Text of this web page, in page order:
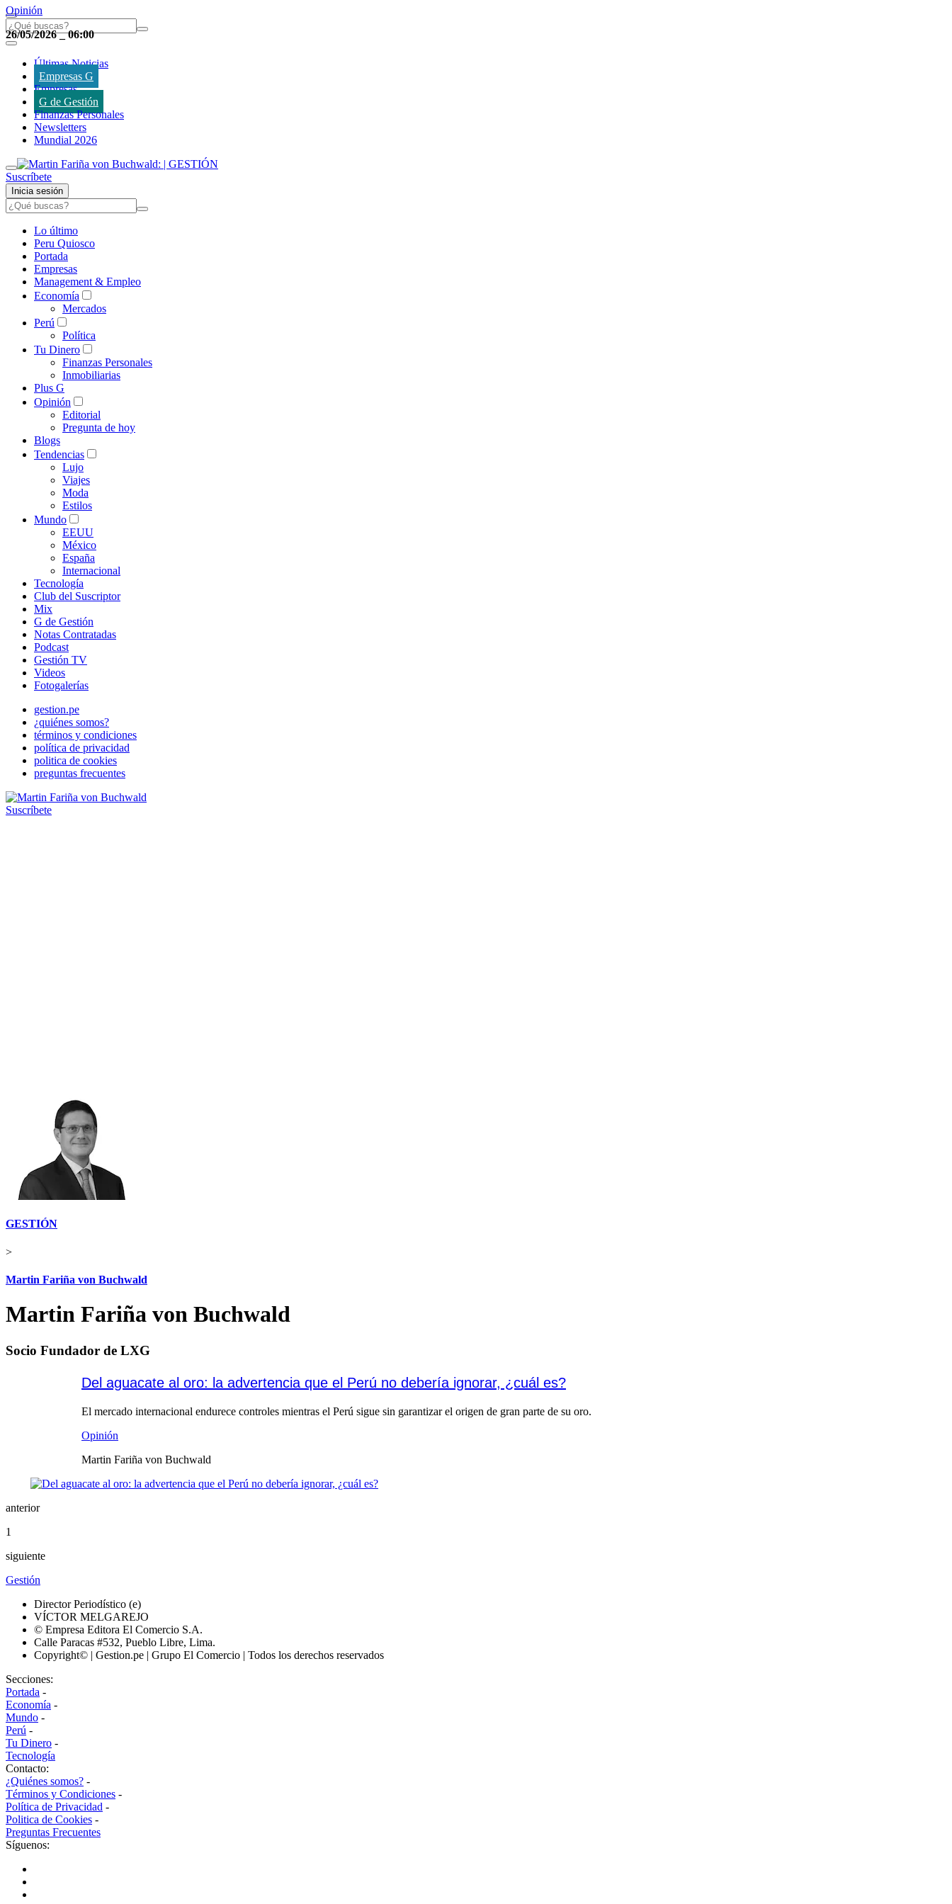
Últimas Noticias
Empresas G
Empresas
G de Gestión
Finanzas Personales
Newsletters
Mundial 2026
Suscríbete
Inicia sesión
Lo último
Peru Quiosco
Portada
Empresas
Management & Empleo
Economía
Mercados
Perú
Política
Tu Dinero
Finanzas Personales
Inmobiliarias
Plus G
Opinión
Editorial
Pregunta de hoy
Blogs
Tendencias
Lujo
Viajes
Moda
Estilos
Mundo
EEUU
México
España
Internacional
Tecnología
Club del Suscriptor
Mix
G de Gestión
Notas Contratadas
Podcast
Gestión TV
Videos
Fotogalerías
gestion.pe
¿quiénes somos?
términos y condiciones
política de privacidad
politica de cookies
preguntas frecuentes
Suscríbete
GESTIÓN
>
Martin Fariña von Buchwald
Martin Fariña von Buchwald
Socio Fundador de LXG
Opinión
26/05/2026_06:00
Del aguacate al oro: la advertencia que el Perú no debería ignorar, ¿cuál es?
El mercado internacional endurece controles mientras el Perú sigue sin garantizar el origen de gran parte de su oro.
Opinión
Martin Fariña von Buchwald
anterior
1
siguiente
Gestión
Director Periodístico (e)
VÍCTOR MELGAREJO
© Empresa Editora El Comercio S.A.
Calle Paracas #532, Pueblo Libre, Lima.
Copyright© | Gestion.pe | Grupo El Comercio | Todos los derechos reservados
Secciones:
Portada -
Economía -
Mundo -
Perú -
Tu Dinero -
Tecnología
Contacto:
¿Quiénes somos? -
Términos y Condiciones -
Política de Privacidad -
Politica de Cookies -
Preguntas Frecuentes
Síguenos: